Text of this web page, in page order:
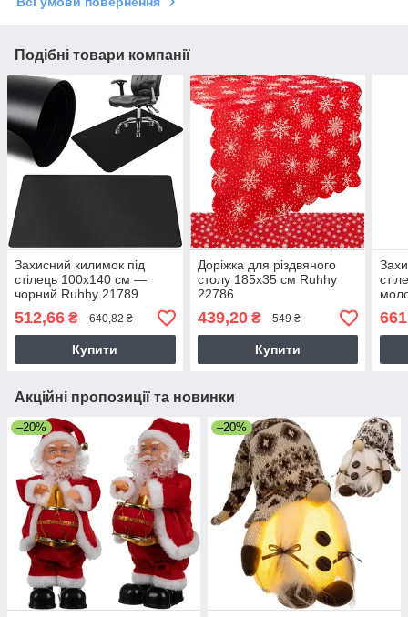
Подібні товари компанії
Захисний килимок під
стілець 100х140 см —
чорний Ruhhy 21789
512,66 ₴ 640,82 ₴
Купити
Доріжка для різдвяного
столу 185х35 см Ruhhy
22786
439,20₴ 549 ₴
Купити
Акційні пропозиції та новинки
–20% –20%